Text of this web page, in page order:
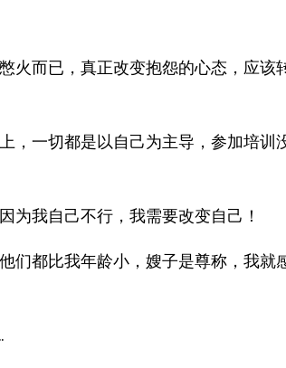
火而已，真正改变抱怨的心态，应
，一切都是以自己为主导，参加培
为我自己不行，我需要改变自己！
们都比我年龄小，嫂子是尊称，我